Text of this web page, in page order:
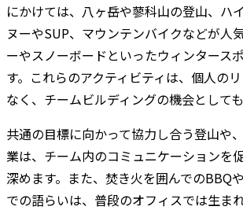
にかけては、八ヶ岳や蓼科山の登山、ハ
ヌーやSUP、マウンテンバイクなどが人
ーやスノーボードといったウィンタース
す。これらのアクティビティは、個人の
なく、チームビルディングの機会として
共通の目標に向かって協力し合う登山や
業は、チーム内のコミュニケーションを
深めます。また、焚き火を囲んでのBBQ
での語らいは、普段のオフィスでは生ま